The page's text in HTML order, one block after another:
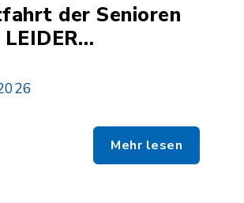
der Senioren
Mehr lesen